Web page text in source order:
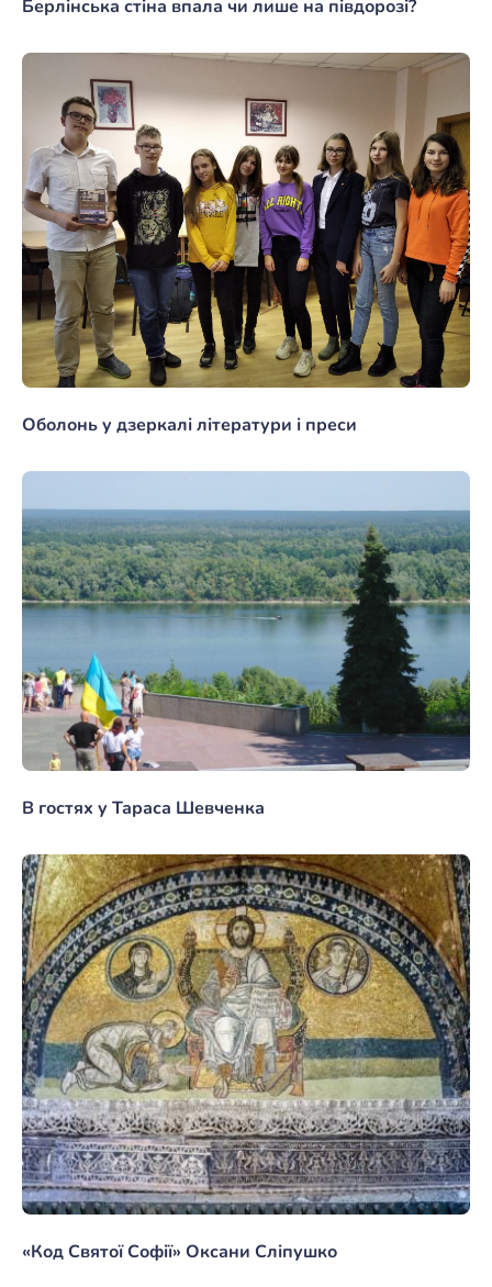
Берлінська стіна впала чи лише на півдорозі?
Оболонь у дзеркалі літератури і преси
В гостях у Тараса Шевченка
«Код Святої Софії» Оксани Сліпушко